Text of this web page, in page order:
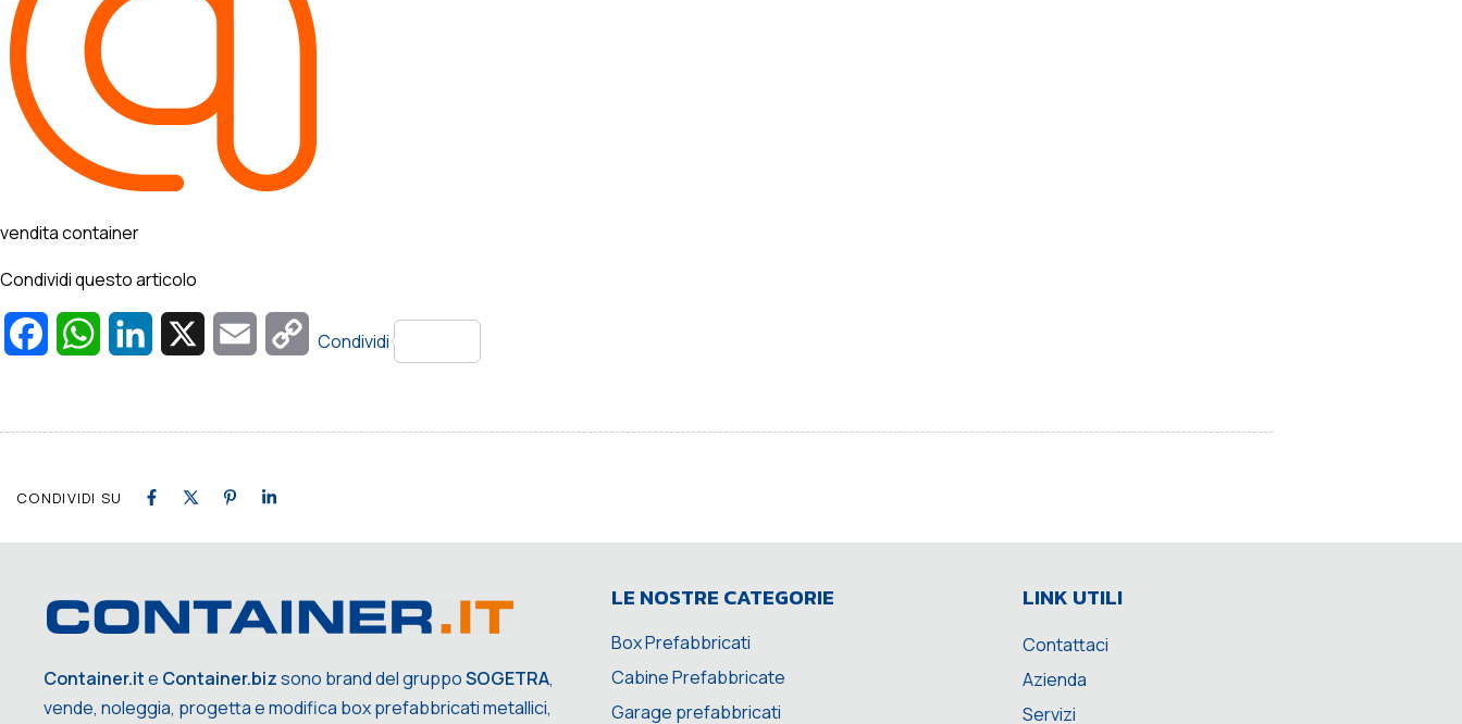
vendita container
Condividi questo articolo
FacebookWhatsAppLinkedIn Email
Copy
Condividi
CONDIVIDI SU
Container.ite Container.bizsono brand del gruppoSOGETRA,
vende, noleggia, progetta e modifica box prefabbricati metallici,
LE NOSTRE CATEGORIE
Box Prefabbricati
Cabine Prefabbricate
Garage prefabbricati
LINK UTILI
Contattaci
Azienda
Servizi